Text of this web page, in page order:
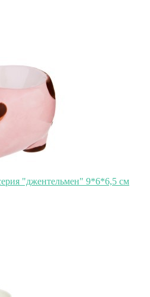
"джентельмен" 9*6*6,5 см